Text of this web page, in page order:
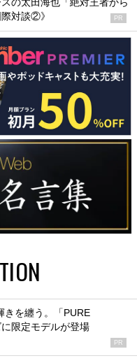
の太田海也「絶対王者から
対談②》
PR
きを纏う。「PURE
限定モデルが登場
PR